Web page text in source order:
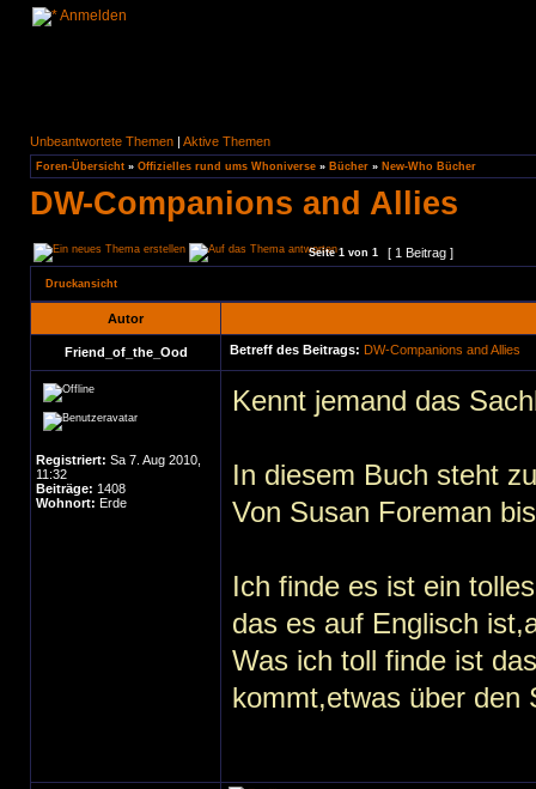
Anmelden
Unbeantwortete Themen | Aktive Themen
Foren-Übersicht » Offizielles rund ums Whoniverse » Bücher » New-Who Bücher
DW-Companions and Allies
Seite1 von 1 [ 1 Beitrag ]
Druckansicht
Autor
Friend_of_the_Ood Betreff des Beitrags: DW-Companions and Allies
Registriert: Sa 7. Aug 2010,
11:32
Beiträge: 1408
Wohnort: Erde
Kennt jemand das
In diesem Buch steht
Von Susan Foreman
Ich finde es ist ein
das es auf Englisch
Was ich toll finde ist
kommt,etwas über den